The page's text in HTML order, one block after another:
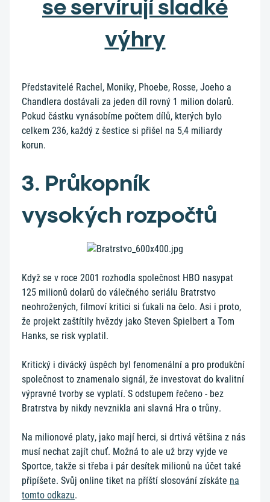
se servírují sladké
výhry
Představitelé Rachel, Moniky, Phoebe, Rosse, Joeho a
Chandlera dostávali za jeden díl rovný 1 milion dolarů.
Pokud částku vynásobíme počtem dílů, kterých bylo
celkem 236, každý z šestice si přišel na 5,4 miliardy
korun.
3. Průkopník
vysokých rozpočtů
Když se v roce 2001 rozhodla společnost HBO nasypat
125 milionů dolarů do válečného seriálu Bratrstvo
neohrožených, filmoví kritici si ťukali na čelo. Asi i proto,
že projekt zaštítily hvězdy jako Steven Spielbert a Tom
Hanks, se risk vyplatil.
Kritický i divácký úspěch byl fenomenální a pro produkční
společnost to znamenalo signál, že investovat do kvalitní
výpravné tvorby se vyplatí. S odstupem řečeno - bez
Bratrstva by nikdy nevznikla ani slavná Hra o trůny.
Na milionové platy, jako mají herci, si drtivá většina z nás
musí nechat zajít chuť. Možná to ale už brzy vyjde ve
Sportce, takže si třeba i pár desítek milionů na účet také
připíšete. Svůj online tiket na příští slosování získáte na
tomto odkazu.